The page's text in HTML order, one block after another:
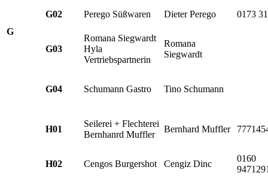
G
G02 Perego Süßwaren Dieter Perego 0173
G03
Romana Siegwardt
Hyla
Vertriebspartnerin
Romana
Siegwardt
G04 Schumann Gastro Tino Schumann
H01
Seilerei + Flechterei
Bernhanrd Muffler
Bernhard Muffler
H02 Cengos Burgershot Cengiz Dinc
0160